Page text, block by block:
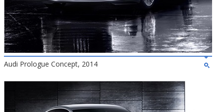
Audi Prologue Concept, 2014